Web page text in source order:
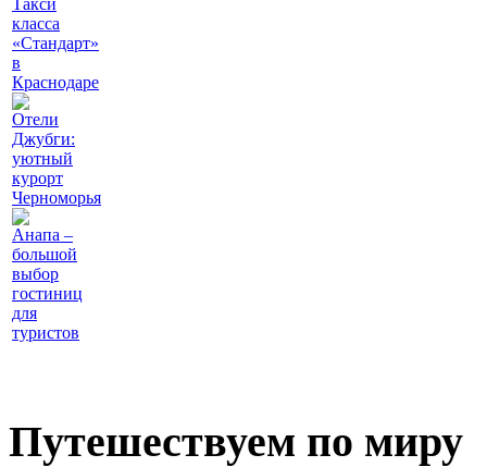
класса
«Стандарт»
в
Краснодаре
Отели
Джубги:
уютный
курорт
Черноморья
Анапа –
большой
выбор
гостиниц
для
туристов
Путешествуем по миру